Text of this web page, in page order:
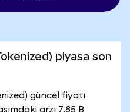
piyasa son
güncel fiyatı
arzı 7,85 B